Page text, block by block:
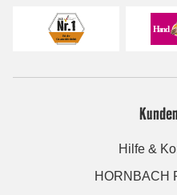
Hilfe &
HORNBACH